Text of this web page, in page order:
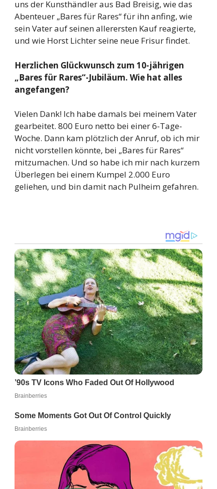
uns der Kunsthändler aus Bad Breisig, wie das
Abenteuer „Bares für Rares“ für ihn anfing, wie
sein Vater auf seinen allerersten Kauf reagierte,
und wie Horst Lichter seine neue Frisur findet.
Herzlichen Glückwunsch zum 10-jährigen
„Bares für Rares“-Jubiläum. Wie hat alles
angefangen?
Vielen Dank! Ich habe damals bei meinem Vater
gearbeitet. 800 Euro netto bei einer 6-Tage-
Woche. Dann kam plötzlich der Anruf, ob ich mir
nicht vorstellen könnte, bei „Bares für Rares“
mitzumachen. Und so habe ich mir nach kurzem
Überlegen bei einem Kumpel 2.000 Euro
geliehen, und bin damit nach Pulheim gefahren.